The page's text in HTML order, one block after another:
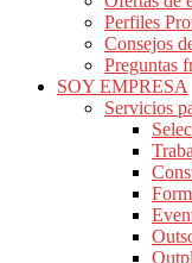
Perfiles
Consejos
Preguntas
SOY EMPRESA
Servicios